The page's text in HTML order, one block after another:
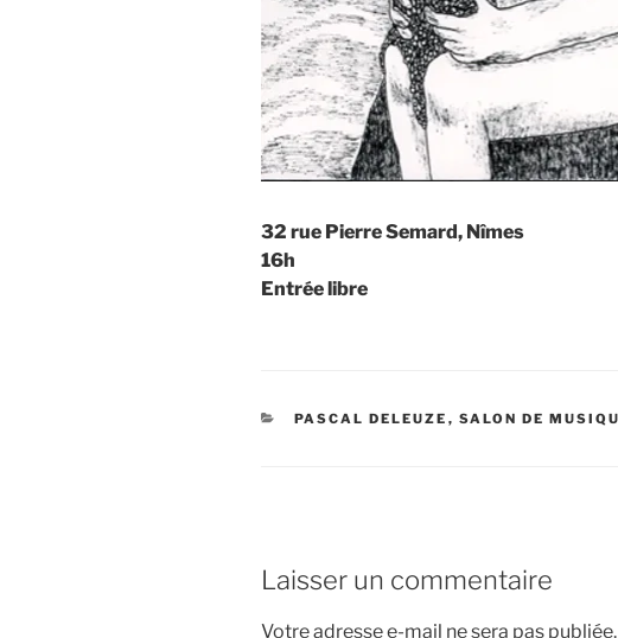
32 rue Pierre Semard, Nîmes
16h
Entrée libre
CATÉGORIES
PASCAL DELEUZE , SALON DE
Laisser un commentaire
Votre adresse e-mail ne sera pas publiée.